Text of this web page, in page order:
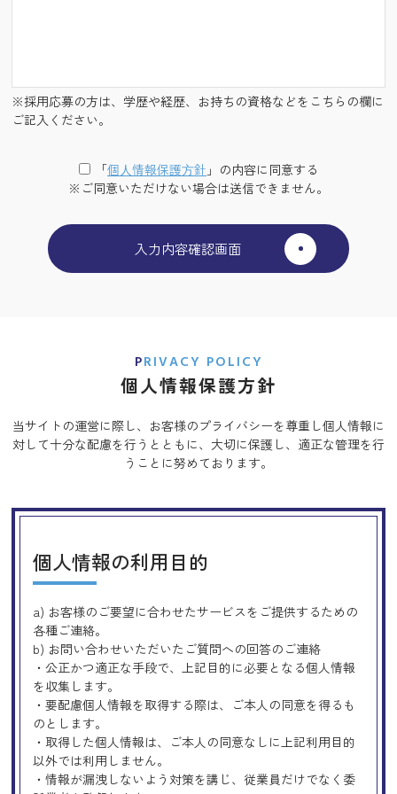
※採用応募の方は、学歴や経歴、お持ちの資格などをこちらの欄に
ご記入ください。
「個⼈情報保護⽅針 」の内容に同意する
※ご同意いただけない場合は送信できません。
PRIVACY POLICY
個人情報保護方針
当サイトの運営に際し、お客様のプライバシーを尊重し個人情報に
対して十分な配慮を行うとともに、 大切に保護し、適正な管理を行
うことに努めております。
個人情報の利用目的
a) お客様のご要望に合わせたサービスをご提供するための
各種ご連絡。
b) お問い合わせいただいたご質問への回答のご連絡
・公正かつ適正な手段で、上記目的に必要となる個人情報
を収集します。
・要配慮個人情報を取得する際は、ご本人の同意を得るも
のとします。
・取得した個人情報は、ご本人の同意なしに上記利用目的
以外では利用しません。
・情報が漏洩しないよう対策を講じ、従業員だけでなく委